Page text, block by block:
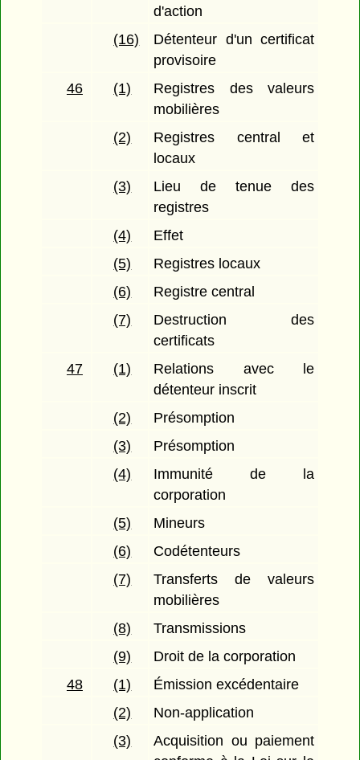
d'action
(16)
Détenteur d'un certificat
provisoire
46
(1)
Registres des valeurs
mobilières
(2)
Registres central et
locaux
(3)
Lieu de tenue des
registres
(4)
Effet
(5)
Registres locaux
(6)
Registre central
(7)
Destruction des
certificats
47
(1)
Relations avec le
détenteur inscrit
(2)
Présomption
(3)
Présomption
(4)
Immunité de la
corporation
(5)
Mineurs
(6)
Codétenteurs
(7)
Transferts de valeurs
mobilières
(8)
Transmissions
(9)
Droit de la corporation
48
(1)
Émission excédentaire
(2)
Non-application
(3)
Acquisition ou paiement